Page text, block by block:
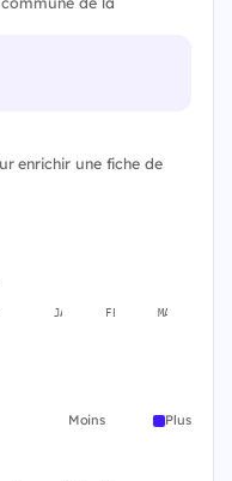
enrichir une fiche de
JANV. FÉVR. MARS
Moins Plus